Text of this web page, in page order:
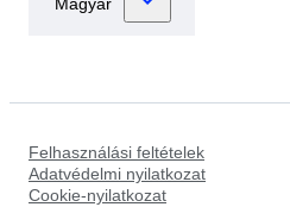
Felhasználási feltételek
Adatvédelmi nyilatkozat
Cookie-nyilatkozat